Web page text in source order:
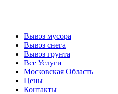
Вывоз мусора
Вывоз снега
Вывоз грунта
Все Услуги
Московская Область
Цены
Контакты